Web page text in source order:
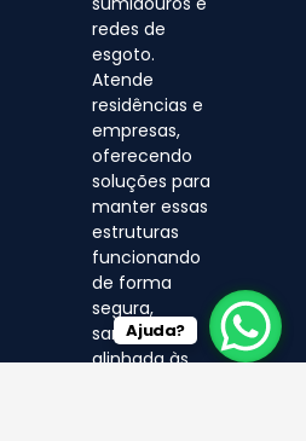
redes de
esgoto.
Atende
residências e
empresas,
oferecendo
soluções para
manter essas
estruturas
funcionando
de forma
segura,
sanitária e
alinhada às
Ajuda?